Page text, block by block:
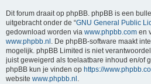
Dit forum draait op phpBB. phpBB is een
uitgebracht onder de “GNU General Public
gedownload worden via www.phpbb.com en
www.phpbb.nl . De phpBB-software maakt
mogelijk. phpBB Limited is niet
juist geweigerd als toelaatbare inhoud en/of
phpBB kun je vinden op https://
website www.phpbb.nl .